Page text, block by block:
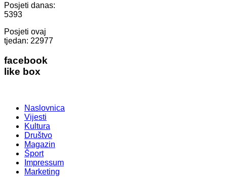
Posjeti danas:
5393
Posjeti ovaj
tjedan: 22977
facebook
like box
Naslovnica
Vijesti
Kultura
Društvo
Magazin
Šport
Impressum
Marketing